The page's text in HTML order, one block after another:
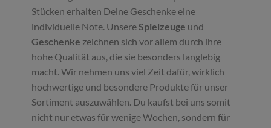
Stücken erhalten Deine Geschenke eine
individuelle Note. UnsereSpielzeuge und
Geschenke zeichnen sich vor allem durch ihre
hohe Qualität aus, die sie besonders langlebig
macht. Wir nehmen uns viel Zeit dafür, wirklich
hochwertige und besondere Produkte für unser
Sortiment auszuwählen. Du kaufst bei uns somit
nicht nur etwas für wenige Wochen, sondern für